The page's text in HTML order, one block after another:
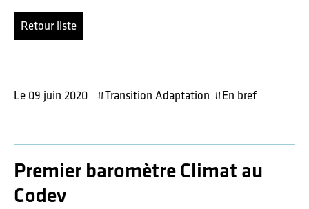
Renne
Premier baromètre Climat au
Codev
Le 09 juin 2020 #Transition Adaptation #En bref
Retour liste